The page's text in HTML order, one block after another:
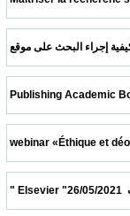
Publishing
webinar «Éthique